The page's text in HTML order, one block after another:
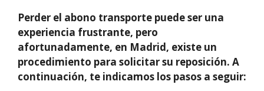
Perder el abono transporte puede ser una
experiencia frustrante, pero
afortunadamente, en Madrid, existe un
procedimiento para solicitar su reposición. A
continuación, te indicamos los pasos a seguir: